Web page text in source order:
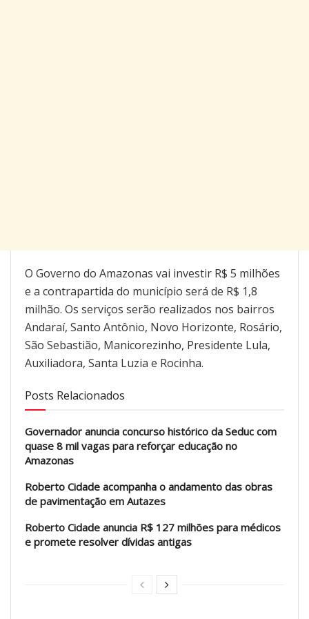
O Governo do Amazonas vai investir R$ 5 milhões
e a contrapartida do município será de R$ 1,8
milhão. Os serviços serão realizados nos bairros
Andaraí, Santo Antônio, Novo Horizonte, Rosário,
São Sebastião, Manicorezinho, Presidente Lula,
Auxiliadora, Santa Luzia e Rocinha.
Posts Relacionados
Governador anuncia concurso histórico da Seduc com
quase 8 mil vagas para reforçar educação no
Amazonas
Roberto Cidade acompanha o andamento das obras
de pavimentação em Autazes
Roberto Cidade anuncia R$ 127 milhões para médicos
e promete resolver dívidas antigas